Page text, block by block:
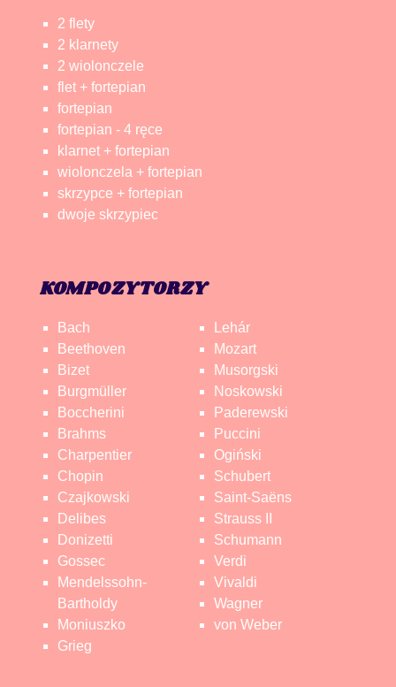
2 flety
2 klarnety
2 wiolonczele
flet + fortepian
fortepian
fortepian - 4 ręce
klarnet + fortepian
wiolonczela + fortepian
skrzypce + fortepian
dwoje skrzypiec
KOMPOZYTORZY
Bach
Beethoven
Bizet
Burgmüller
Boccherini
Brahms
Charpentier
Chopin
Czajkowski
Delibes
Donizetti
Gossec
Mendelssohn-
Bartholdy
Moniuszko
Grieg
Lehár
Mozart
Musorgski
Noskowski
Paderewski
Puccini
Ogiński
Schubert
Saint-Saëns
Strauss II
Schumann
Verdi
Vivaldi
Wagner
von Weber